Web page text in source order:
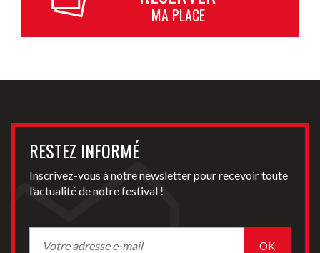
MA PLACE
RESTEZ INFORMÉ
Inscrivez-vous à notre newsletter pour recevoir toute
l’actualité de notre festival !